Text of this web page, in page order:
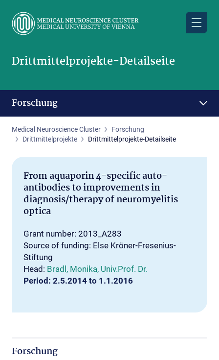
main
Drittmittelprojekte-Detailseite
Forschung
Medical Neuroscience Cluster
Forschung
Drittmittelprojekte
Drittmittelprojekte-Detailseite
From aquaporin 4-specific auto-
antibodies to improvements in
diagnosis/therapy of neuromyelitis
optica
Grant number: 2013_A283
Source of funding: Else Kröner-Fresenius-
Stiftung
Head: Bradl, Monika, Univ.Prof. Dr.
Period: 2.5.2014 to 1.1.2016
Forschung